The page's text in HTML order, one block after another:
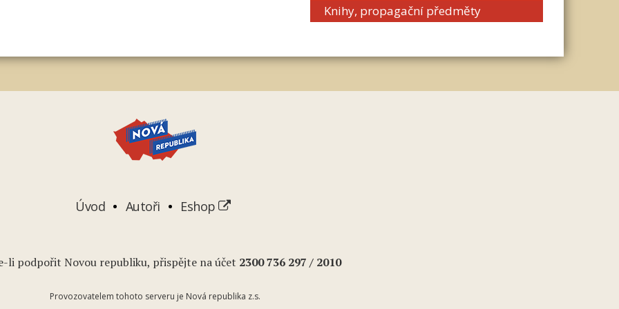
Knihy, propagační předměty
Úvod Autoři Eshop
li podpořit Novou republiku, přispějte na účet 2300 736 297 / 2010
Provozovatelem tohoto serveru je Nová republika z.s.